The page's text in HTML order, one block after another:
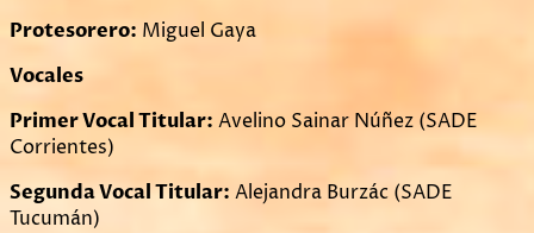
Protesorero: Miguel Gaya
Vocales
Primer Vocal Titular: Avelino Sainar Núñez (SADE
Corrientes)
Segunda Vocal Titular: Alejandra Burzác (SADE
Tucumán)